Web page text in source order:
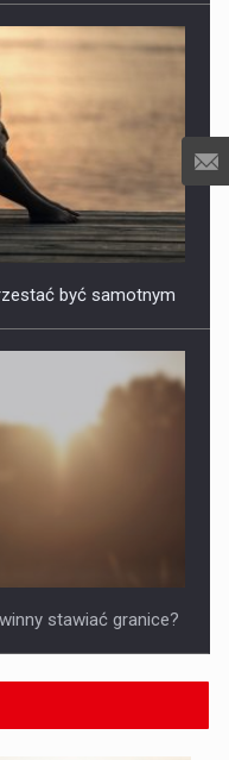
być samotnym
stawiać granice?